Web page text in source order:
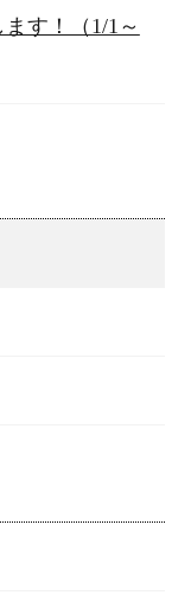
す！（1/1～